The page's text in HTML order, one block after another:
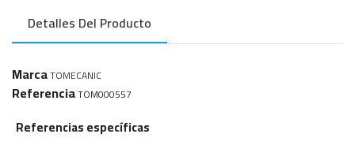
Detalles Del Producto
MarcaTOMECANIC
ReferenciaTOM000557
Referencias específicas